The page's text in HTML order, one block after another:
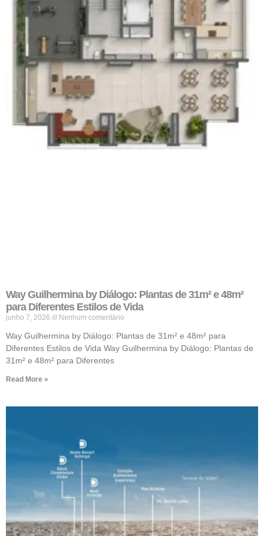
Way Guilhermina by Diálogo: Plantas de 31m² e 48m²
para Diferentes Estilos de Vida
junho 7, 2026 Nenhum comentário
Way Guilhermina by Diálogo: Plantas de 31m² e 48m² para
Diferentes Estilos de Vida Way Guilhermina by Diálogo: Plantas de
31m² e 48m² para Diferentes
Read More »